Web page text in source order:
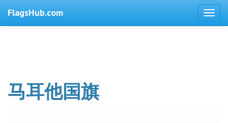
FlagsHub.com
马耳他国旗